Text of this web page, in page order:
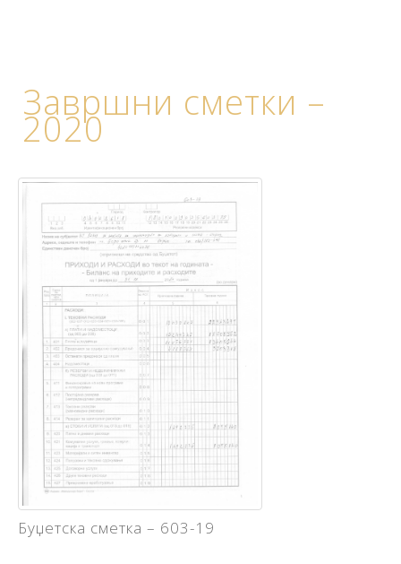
Завршни сметки –
2020
Буџетска сметка – 603-19